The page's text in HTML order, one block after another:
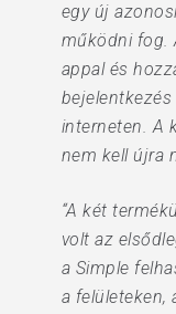
egy új
működni fog.
appal és
interneten. A
nem kell újra
“A két
volt az
a Simple
a felületeken,